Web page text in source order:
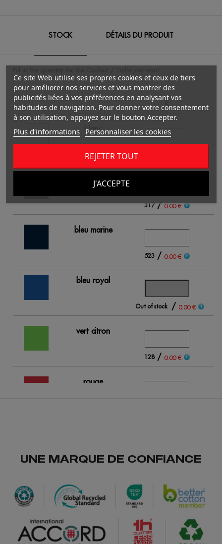
STOCK DÉTAILS DU PRODUIT
S
blanc
noir
317/0.00 €
bleu marine
523/ 0.00 €
bleu royal
Out of stock / 0.00 €
vert citron
128/ 0.00 €
rouge
85/0.00 €
UNE MARQUE DE CONFIANCE
Ce site Web utilise ses propres cookies et ceux de tiers
pour améliorer nos services et vous montrer des
publicités liées à vos préférences en analysant vos
habitudes de navigation. Pour donner votre consentement
à son utilisation, appuyez sur le bouton Accepter.
Plus d'informations Personnaliser les cookies
REJETER TOUT
J'ACCEPTE